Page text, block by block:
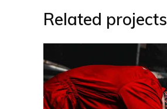
Related projects